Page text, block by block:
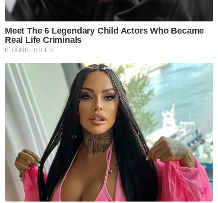
Meet The 6 Legendary Child Actors Who Became
Real Life Criminals
BRAINBERRIES